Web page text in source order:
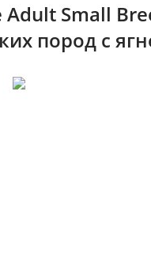
Small
пород с